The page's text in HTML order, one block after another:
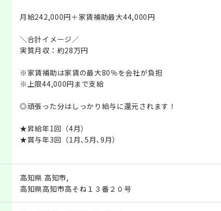
月給242,000円＋家賃補助最大44,000円
＼合計イメージ／
実質月収：約28万円
※家賃補助は家賃の最大80％を会社が負担
※上限44,000円まで支給
◎頑張った分はしっかり給与に還元されます！
★昇給年1回（4月）
★賞与年3回（1月､5月､9月）
高知県 高知市,
高知県高知市高そね１３番２０号